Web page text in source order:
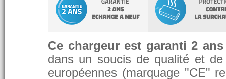
Ce chargeur est garanti 2 ans
dans un soucis de qualité et
européennes (marquage "CE"